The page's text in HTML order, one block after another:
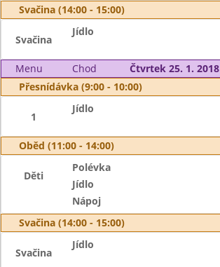
Svačina (14:00 - 15:00)
Svačina
Jídlo
Menu Chod
Čtvrtek 25. 1. 2018
Přesnídávka (9:00 - 10:00)
1
Jídlo
Oběd (11:00 - 14:00)
Děti
Polévka
Jídlo
Nápoj
Svačina (14:00 - 15:00)
Svačina
Jídlo